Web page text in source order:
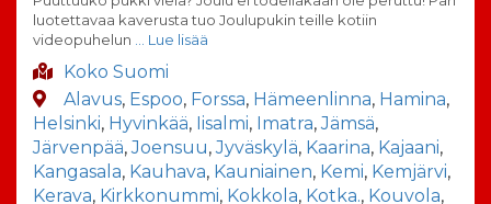
luotettavaa kaverusta tuo Joulupukin teille kotiin
videopuhelun … Lue lisää
Koko Suomi
Alavus, Espoo, Forssa, Hämeenlinna, Hamina,
Helsinki, Hyvinkää, Iisalmi, Imatra,Jämsä,
Järvenpää,Joensuu,Jyväskylä, Kaarina, Kajaani,
Kangasala, Kauhava, Kauniainen, Kemi, Kemjärvi,
Kerava, Kirkkonummi, Kokkola, Kotka., Kouvola,